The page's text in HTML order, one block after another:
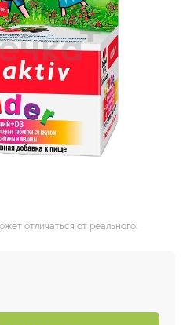
отличаться от реального.